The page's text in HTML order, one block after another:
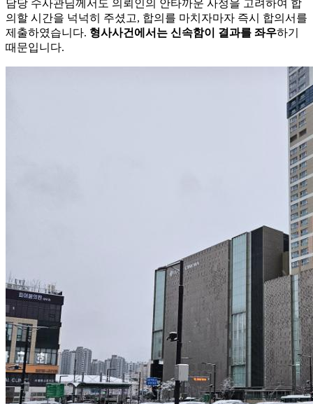
담당 수사관님께서도 의뢰인의 안타까운 사정을 고려하여 합
의할 시간을 넉넉히 주셨고, 합의를 마치자마자 즉시 합의서를
제출하였습니다. 형사사건에서는 신속함이 결과를 좌우하기
때문입니다.